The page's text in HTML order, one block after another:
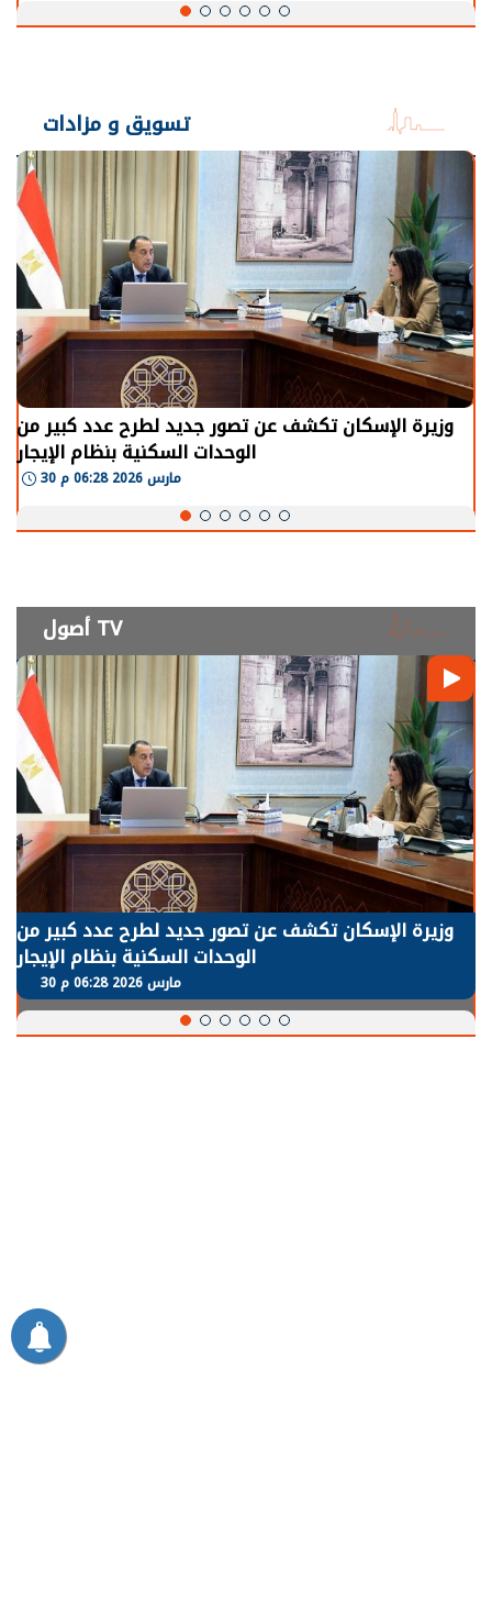
تسويق و مزادات
وزيرة الإسكان تكشف عن تصور جديد لطرح عدد كبير من
الوحدات السكنية بنظام الإيجار
30 مارس 2026 06:28 م
أصول TV
وزيرة الإسكان تكشف عن تصور جديد لطرح عدد كبير من
الوحدات السكنية بنظام الإيجار
30 مارس 2026 06:28 م